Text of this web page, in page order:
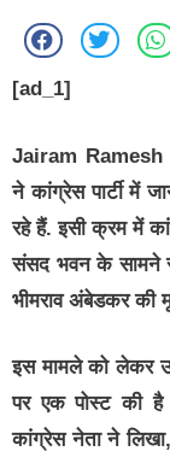
[ad_1]
Jairam
ने कांग्रेस पार्टी में
रहे हैं. इसी क्रम में
संसद भवन के सामने से
भीमराव अंबेडकर की
इस मामले को लेकर
पर एक पोस्ट की है
कांग्रेस नेता ने